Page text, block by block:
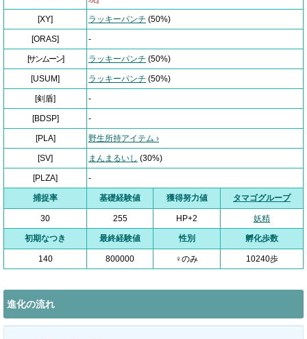
[XY] ラッキーパンチ (50%)
[ORAS] -
[サンムーン] ラッキーパンチ (50%)
[USUM] ラッキーパンチ (50%)
[剣盾] -
[BDSP] -
[PLA] 野生所持アイテム ›
[SV] まんまるいし (30%)
[PLZA] -
捕捉率 基礎経験値 獲得努力値 タマゴグループ
30 255 HP+2 妖精
初期なつき 最終経験値 性別 孵化歩数
140 800000 ♀のみ 10240歩
進化の流れ